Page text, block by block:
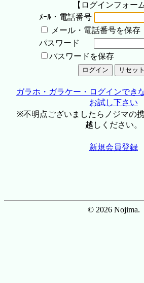
【ログインフォーム
ﾒｰﾙ・電話番号
メール・電話番号を保存
パスワード
パスワードを保存
ガラホ・ガラケー・ログインでき
お試し下さい
※不明点ございましたらノジマの
越しください。
新規会員登録
© 2026 Nojima.